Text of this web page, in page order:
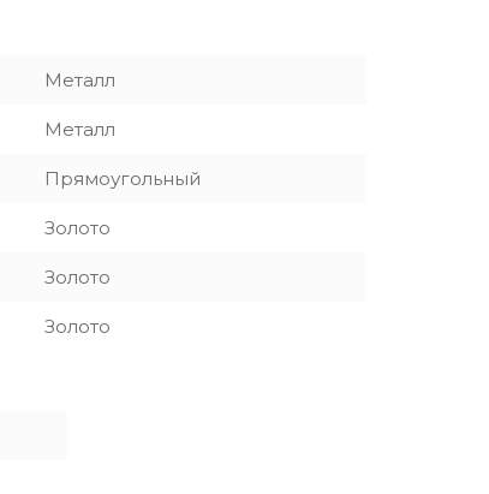
Металл
Металл
Прямоугольный
Золото
Золото
Золото